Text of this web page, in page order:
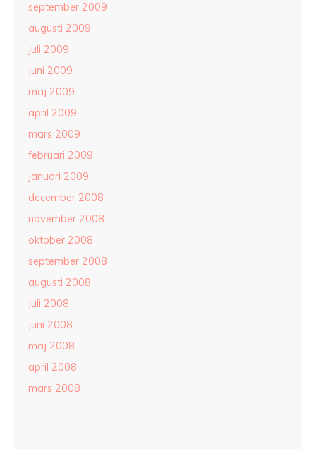
september 2009
augusti 2009
juli 2009
juni 2009
maj 2009
april 2009
mars 2009
februari 2009
januari 2009
december 2008
november 2008
oktober 2008
september 2008
augusti 2008
juli 2008
juni 2008
maj 2008
april 2008
mars 2008